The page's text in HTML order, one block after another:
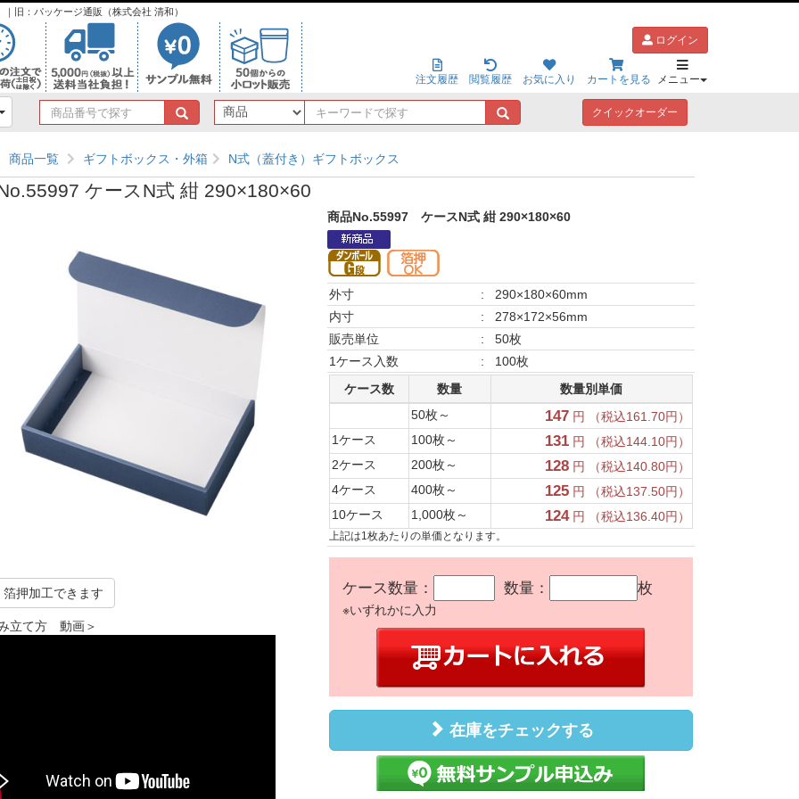
旧：パッケージ通販（株式会社 清和）
ログイン
注文履歴 閲覧履歴 お気に入り カートを見る メニュー
商
品
号
で
キ
ー
ー
ド
探
クイックオーダー
商品一覧 ギフトボックス・外箱 N式（蓋付き）ギフトボックス
ケースN式 紺 290×180×60
箔押加工できます
立て方 動画＞
商品No.55997 ケースN式 紺 290×180×60
外寸 :
290×180×60mm
内寸
:
278×172×56mm
販売単位
:
50枚
1ケース入数
:
100枚
ケース数
数量
数量別単価
50枚～
147円 （税込161.70円）
1ケース
100枚～ 131円 （税込144.10円）
2ケース
200枚～ 128円 （税込140.80円）
4ケース
400枚～ 125円 （税込137.50円）
10ケース
1,000枚～ 124円 （税込136.40円）
上記は1枚あたりの単価となります。
ケース数量： 数量： 枚
※いずれかに入力
在庫をチェックする